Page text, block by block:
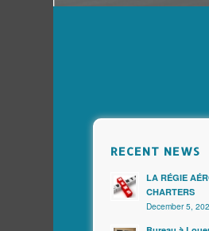
RECENT NEWS
LA RÉGIE
CHARTERS
December 5,